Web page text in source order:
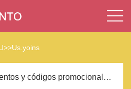
>>Us.yoins
Descuentos y códigos promocionales Us.yoins 2023